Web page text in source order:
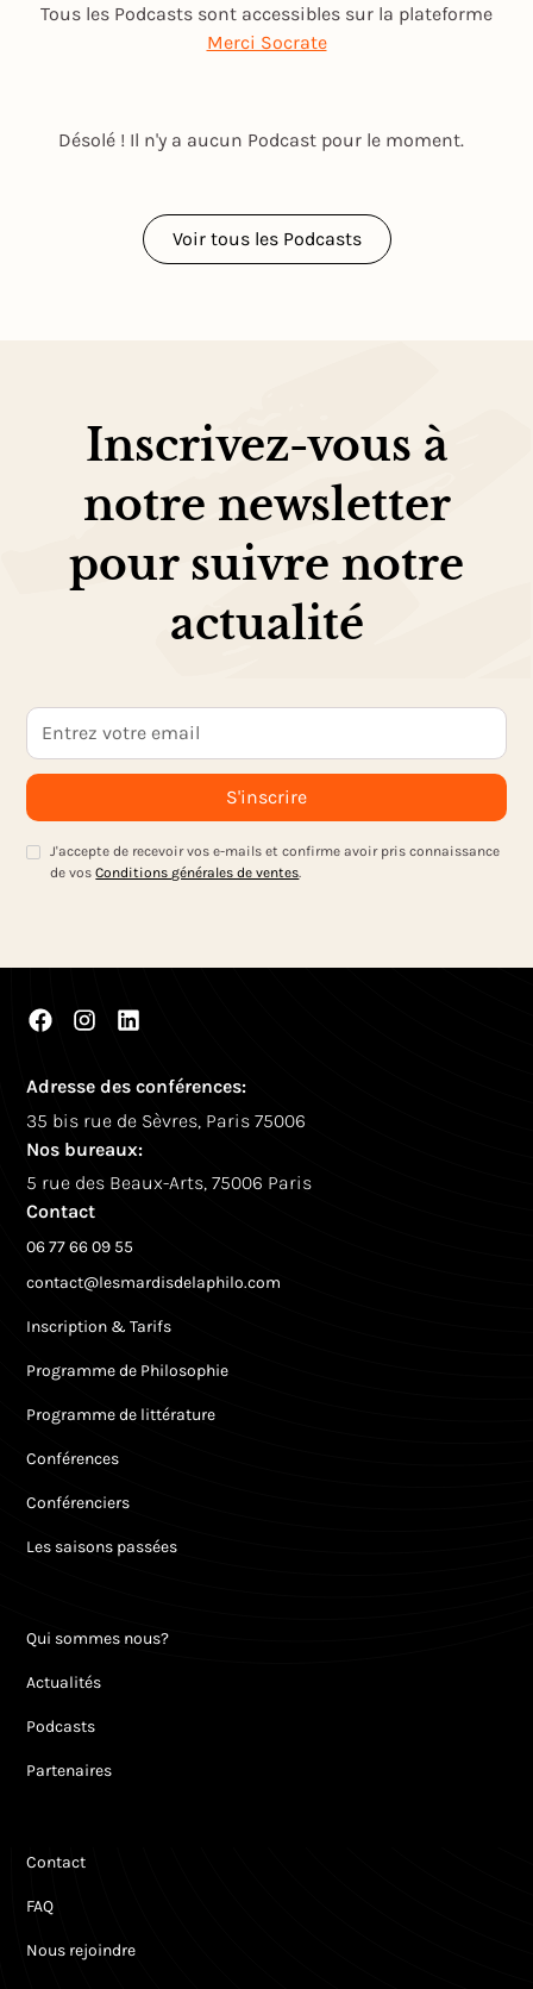
Tous les Podcasts sont accessibles sur la plateforme
Merci Socrate
Désolé ! Il n'y a aucun Podcast pour le moment.
Voir tous les Podcasts
Inscrivez-vous à
notre newsletter
pour suivre notre
actualité
J'accepte de recevoir vos e-mails et confirme avoir pris connaissance
de vosConditions générales de ventes.
Adresse des conférences:
35 bis rue de Sèvres, Paris 75006
Nos bureaux:
5 rue des Beaux-Arts, 75006 Paris
Contact
06 77 66 09 55
contact@lesmardisdelaphilo.com
Inscription & Tarifs
Programme de Philosophie
Programme de littérature
Conférences
Conférenciers
Les saisons passées
Qui sommes nous?
Actualités
Podcasts
Partenaires
Contact
FAQ
Nous rejoindre